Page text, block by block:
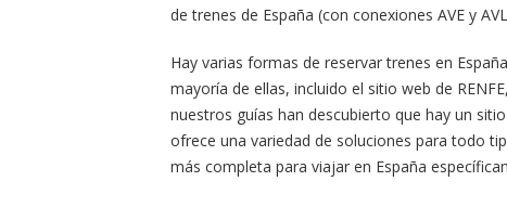
de trenes de España (con conexiones AVE y
Hay varias formas de reservar trenes en
mayoría de ellas, incluido el sitio web de
nuestros guías han descubierto que hay un
ofrece una variedad de soluciones para todo
más completa para viajar en España